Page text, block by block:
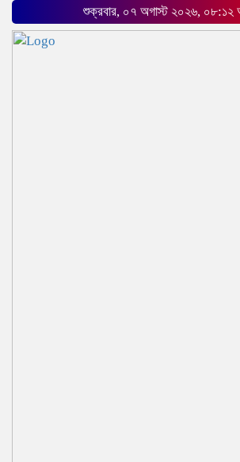
শুক্রবার, ০৭ অগাস্ট ২০২৬, ০৮:১২